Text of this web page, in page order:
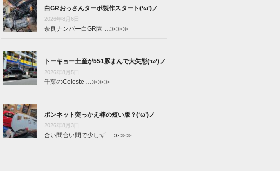
白GRおっさんターボ製作スタート(‘ω’)ノ
2026年8月6日
奈良ナンバー白GR園 … ≫≫≫
トーキョー土産が551豚まんで大失態(‘ω’)ノ
2026年8月5日
千葉のCeleste … ≫≫≫
ボンネット突っかえ棒の短い版？(‘ω’)ノ
2026年8月3日
合い間合い間で少しず … ≫≫≫